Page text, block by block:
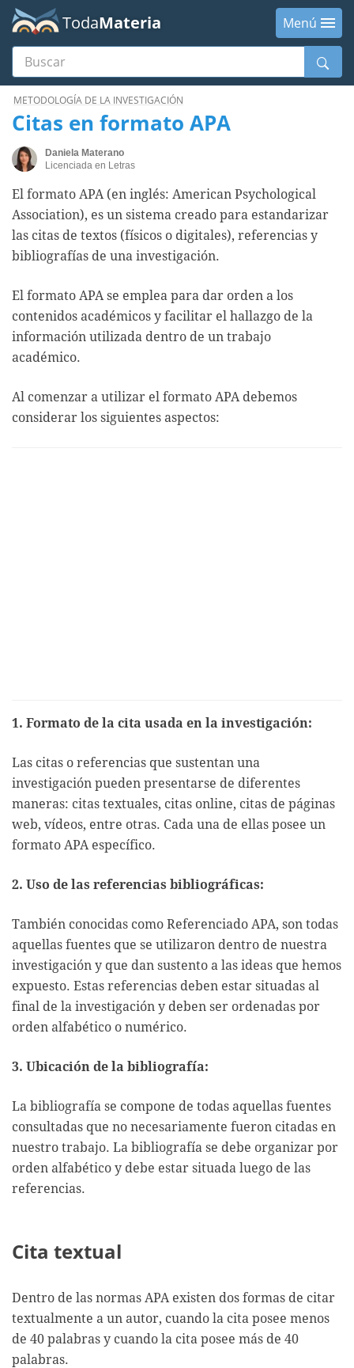
TodaMateria
Menú
Buscar
Menú
METODOLOGÍA DE LA INVESTIGACIÓN
Citas en formato APA
Daniela Materano
Licenciada en Letras
El formato APA (en inglés: American Psychological
Association), es un sistema creado para estandarizar
las citas de textos (físicos o digitales), referencias y
bibliografías de una investigación.
El formato APA se emplea para dar orden a los
contenidos académicos y facilitar el hallazgo de la
información utilizada dentro de un trabajo
académico.
Al comenzar a utilizar el formato APA debemos
considerar los siguientes aspectos:
1. Formato de la cita usada en la investigación:
Las citas o referencias que sustentan una
investigación pueden presentarse de diferentes
maneras: citas textuales, citas online, citas de páginas
web, vídeos, entre otras. Cada una de ellas posee un
formato APA específico.
2. Uso de las referencias bibliográficas:
También conocidas como Referenciado APA, son todas
aquellas fuentes que se utilizaron dentro de nuestra
investigación y que dan sustento a las ideas que hemos
expuesto. Estas referencias deben estar situadas al
final de la investigación y deben ser ordenadas por
orden alfabético o numérico.
3. Ubicación de la bibliografía:
La bibliografía se compone de todas aquellas fuentes
consultadas que no necesariamente fueron citadas en
nuestro trabajo. La bibliografía se debe organizar por
orden alfabético y debe estar situada luego de las
referencias.
Cita textual
Dentro de las normas APA existen dos formas de citar
textualmente a un autor, cuando la cita posee menos
de 40 palabras y cuando la cita posee más de 40
palabras.